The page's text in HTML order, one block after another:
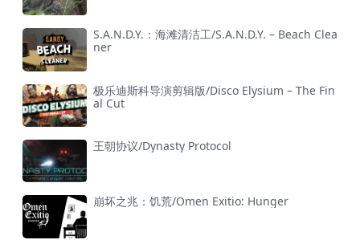
S.A.N.D.Y.：海滩清洁工/S.A.N.D.Y. – Beach Clea
ner
极乐迪斯科导演剪辑版/Disco Elysium – The Fin
al Cut
王朝协议/Dynasty Protocol
崩坏之兆：饥荒/Omen Exitio: Hunger